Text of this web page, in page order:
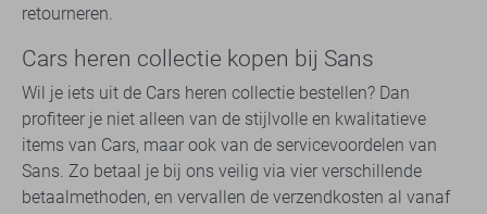
retourneren.
Cars heren collectie kopen bij Sans
Wil je iets uit de Cars heren collectie bestellen? Dan
profiteer je niet alleen van de stijlvolle en kwalitatieve
items van Cars, maar ook van de servicevoordelen van
Sans. Zo betaal je bij ons veilig via vier verschillende
betaalmethoden, en vervallen de verzendkosten al vanaf